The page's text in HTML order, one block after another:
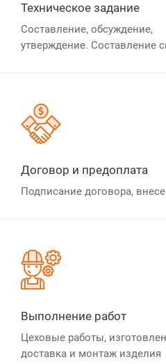
Техническое задание
Составление, обсуждение,
утверждение. Составление
Договор и предоплата
Подписание договора,
Выполнение работ
Цеховые работы,
доставка и монтаж изделия